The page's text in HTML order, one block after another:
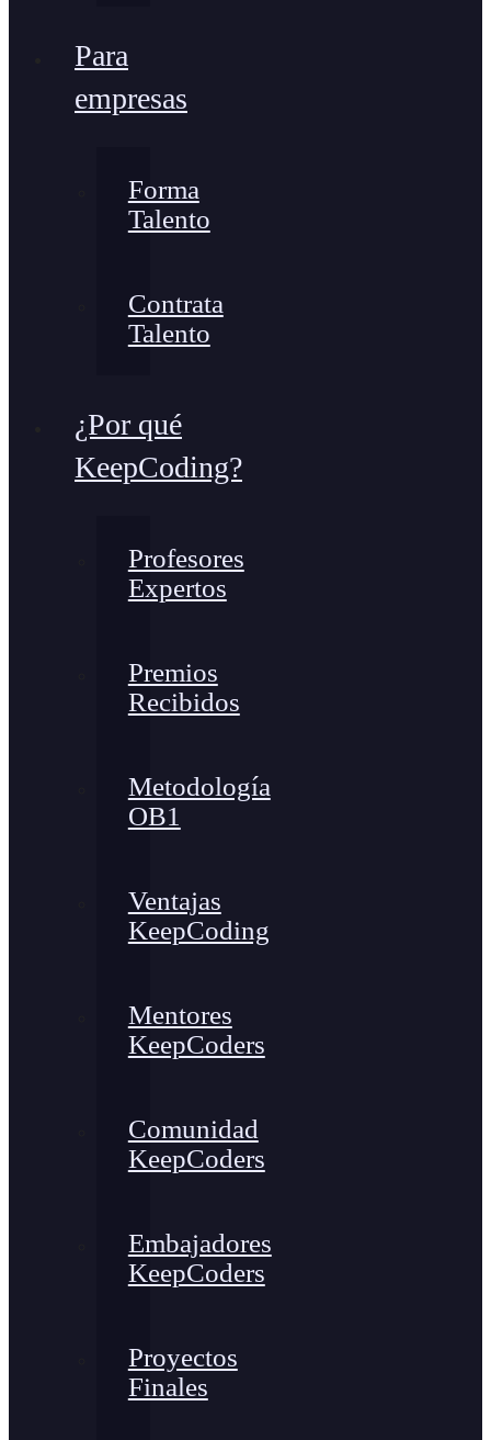
Para
empresas
Forma
Talento
Contrata
Talento
¿Por qué
KeepCoding?
Profesores
Expertos
Premios
Recibidos
Metodología
OB1
Ventajas
KeepCoding
Mentores
KeepCoders
Comunidad
KeepCoders
Embajadores
KeepCoders
Proyectos
Finales